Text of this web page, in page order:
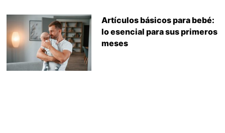
Artículos básicos para bebé:
lo esencial para sus primeros
meses